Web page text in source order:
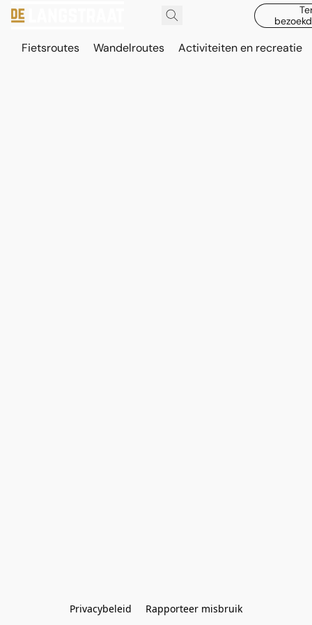
Fietsroutes Wandelroutes Activiteiten en recreatie
Privacybeleid Rapporteer misbruik